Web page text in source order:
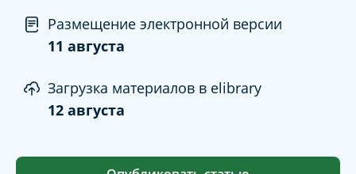
Размещение электронной версии
11 августа
Загрузка материалов в elibrary
12 августа